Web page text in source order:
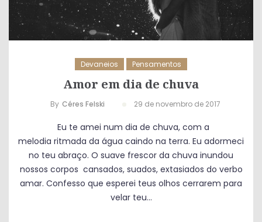
Devaneios Pensamentos
Amor em dia de chuva
By Céres Felski 29 de novembro de 2017
Eu te amei num dia de chuva, com a
melodia ritmada da água caindo na terra. Eu adormeci
no teu abraço. O suave frescor da chuva inundou
nossos corpos cansados, suados, extasiados do verbo
amar. Confesso que esperei teus olhos cerrarem para
velar teu...